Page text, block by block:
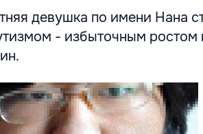
девушка по имени Нана
- избыточным